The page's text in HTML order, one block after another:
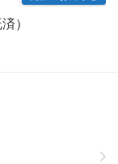
）